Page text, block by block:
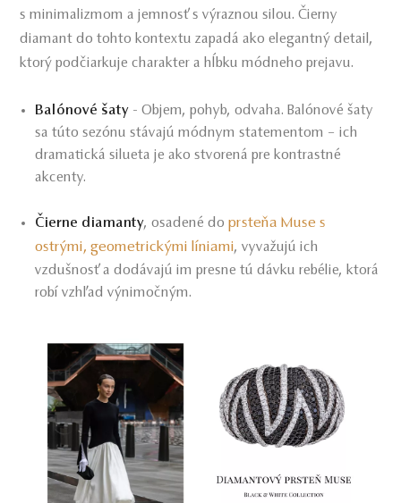
s minimalizmom a jemnosť s výraznou silou. Čierny
diamant do tohto kontextu zapadá ako elegantný detail,
ktorý podčiarkuje charakter a hĺbku módneho prejavu.
Balónové šaty - Objem, pohyb, odvaha. Balónové šaty
sa túto sezónu stávajú módnym statementom – ich
dramatická silueta je ako stvorená pre kontrastné
akcenty.
Čierne diamanty, osadené doprsteňa Muse s
ostrými, geometrickými líniami, vyvažujú ich
vzdušnosť a dodávajú im presne tú dávku rebélie, ktorá
robí vzhľad výnimočným.